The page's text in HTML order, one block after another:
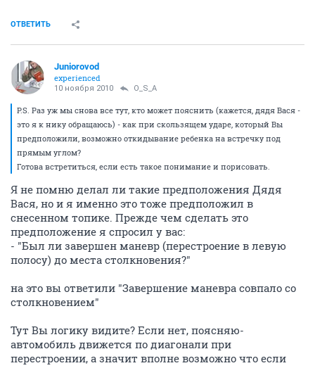
ОТВЕТИТЬ
Juniorovod
experienced
10 ноября 2010 O_S_A
P.S. Раз уж мы снова все тут, кто может пояснить (кажется, дядя Вася -
это я к нику обращаюсь) - как при скользящем ударе, который Вы
предположили, возможно откидывание ребенка на встречку под
прямым углом?
Готова встретиться, если есть такое понимание и порисовать.
Я не помню делал ли такие предположения Дядя
Вася, но и я именно это тоже предположил в
снесенном топике. Прежде чем сделать это
предположение я спросил у вас:
- "Был ли завершен маневр (перестроение в левую
полосу) до места столкновения?"
на это вы ответили "Завершение маневра совпало со
столкновением"
Тут Вы логику видите? Если нет, поясняю-
автомобиль движется по диагонали при
перестроении, а значит вполне возможно что если